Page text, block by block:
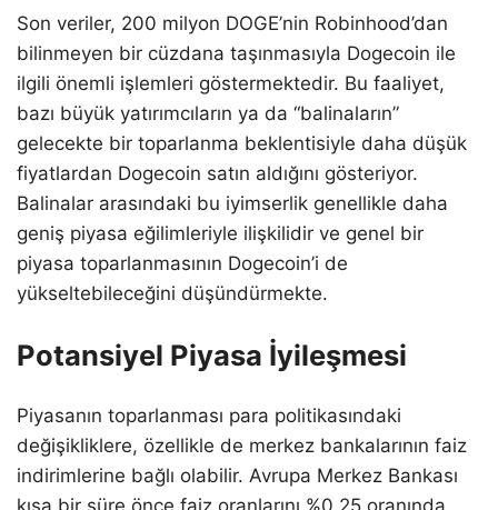
Son veriler, 200 milyon DOGE’nin Robinhood’dan
bilinmeyen bir cüzdana taşınmasıyla Dogecoin ile
ilgili önemli işlemleri göstermektedir. Bu faaliyet,
bazı büyük yatırımcıların ya da “balinaların”
gelecekte bir toparlanma beklentisiyle daha düşük
fiyatlardan Dogecoin satın aldığını gösteriyor.
Balinalar arasındaki bu iyimserlik genellikle daha
geniş piyasa eğilimleriyle ilişkilidir ve genel bir
piyasa toparlanmasının Dogecoin’i de
yükseltebileceğini düşündürmekte.
Potansiyel Piyasa İyileşmesi
Piyasanın toparlanması para politikasındaki
değişikliklere, özellikle de merkez bankalarının faiz
indirimlerine bağlı olabilir. Avrupa Merkez Bankası
kısa bir süre önce faiz oranlarını %0,25 oranında